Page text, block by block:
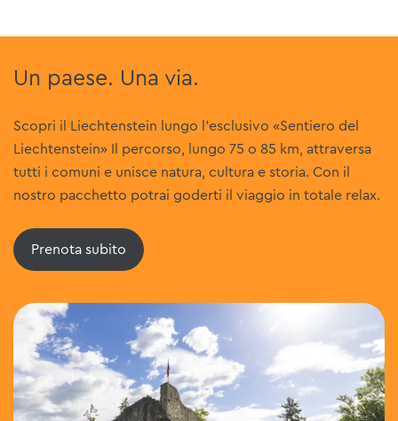
Un paese. Una via.
Scopri il Liechtenstein lungo l'esclusivo «Sentiero del
Liechtenstein» Il percorso, lungo 75 o 85 km, attraversa
tutti i comuni e unisce natura, cultura e storia. Con il
nostro pacchetto potrai goderti il viaggio in totale relax.
Prenota subito